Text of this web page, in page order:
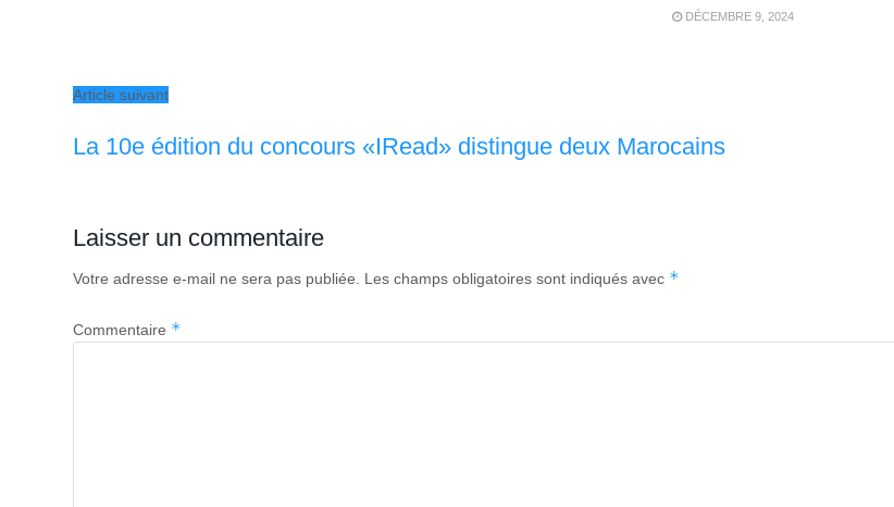
DÉCEMBRE 9, 2024
Article suivant
La 10e édition du concours «IRead» distingue deux Marocains
Laisser un commentaire
Votre adresse e-mail ne sera pas publiée. Les champs obligatoires sont indiqués avec *
Commentaire *